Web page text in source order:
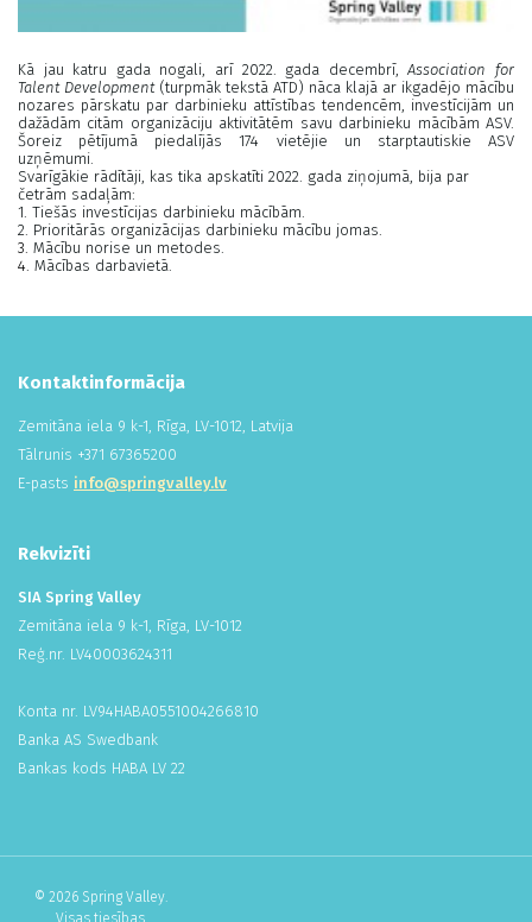
Kā jau katru gada nogali, arī 2022. gada decembrī,Association for
Talent Development(turpmāk tekstā ATD) nāca klajā ar ikgadējo mācību
nozares pārskatu par darbinieku attīstības tendencēm, investīcijām un
dažādām citām organizāciju aktivitātēm savu darbinieku mācībām ASV.
Šoreiz pētījumā piedalījās 174 vietējie un starptautiskie ASV
uzņēmumi.
Svarīgākie rādītāji, kas tika apskatīti 2022. gada ziņojumā, bija par
četrām sadaļām:
1. Tiešās investīcijas darbinieku mācībām.
2. Prioritārās organizācijas darbinieku mācību jomas.
3. Mācību norise un metodes.
4. Mācības darbavietā.
Kontaktinformācija
Zemitāna iela 9 k-1, Rīga, LV-1012, Latvija
Tālrunis +371 67365200
E-pasts info@springvalley.lv
Rekvizīti
SIA Spring Valley
Zemitāna iela 9 k-1, Rīga, LV-1012
Reģ.nr. LV40003624311
Konta nr. LV94HABA0551004266810
Banka AS Swedbank
Bankas kods HABA LV 22
© 2026 Spring Valley.